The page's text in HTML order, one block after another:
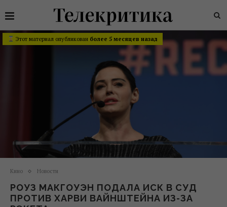
Этот материал опубликован более 5 месяцев назад
Кино Новости
РОУЗ МАКГОУЭН ПОДАЛА ИСК В СУД
ПРОТИВ ХАРВИ ВАЙНШТЕЙНА ИЗ-ЗА